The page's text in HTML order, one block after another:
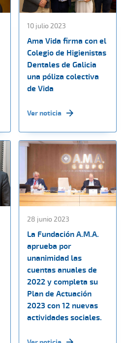
10 julio 2023
Ama Vida firma con el
Colegio de Higienistas
Dentales de Galicia
una póliza colectiva
de Vida
Ver noticia
28 junio 2023
La Fundación A.M.A.
aprueba por
unanimidad las
cuentas anuales de
2022 y completa su
Plan de Actuación
2023 con 12 nuevas
actividades sociales.